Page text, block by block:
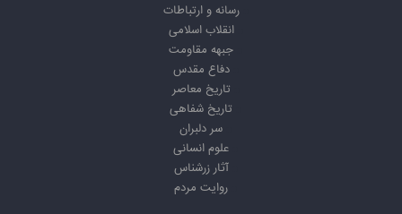
رسانه و ارتباطات
انقلاب اسلامی
جبهه مقاومت
دفاع مقدس
تاریخ معاصر
تاریخ شفاهی
سر دلبران
علوم انسانی
آثار زرشناس
روایت مردم